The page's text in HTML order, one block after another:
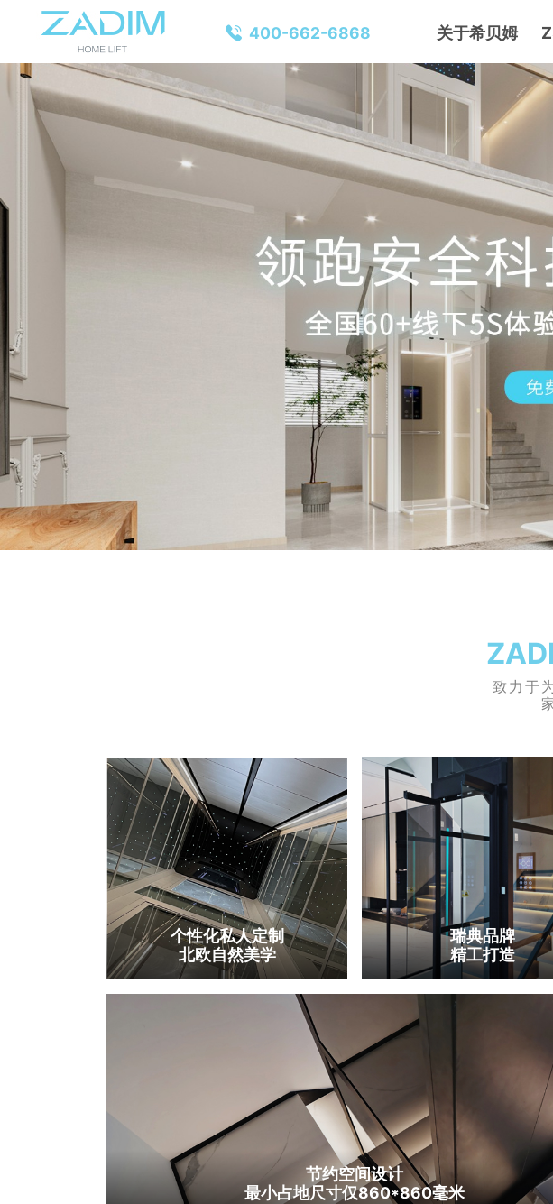
400-662-6868 关于希贝姆
致力于
个性化私人定制
北欧自然美学
瑞典品牌
精工打造
节约空间设计
最小占地尺寸仅860*860毫米